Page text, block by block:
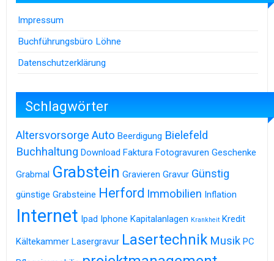
Impressum
Buchführungsbüro Löhne
Datenschutzerklärung
Schlagwörter
Altersvorsorge Auto Beerdigung Bielefeld
Buchhaltung Download Faktura Fotogravuren Geschenke
Grabmal Grabstein Gravieren Gravur Günstig
günstige Grabsteine Herford Immobilien Inflation
Internet Ipad Iphone Kapitalanlagen Krankheit Kredit
Kältekammer Lasergravur Lasertechnik Musik PC